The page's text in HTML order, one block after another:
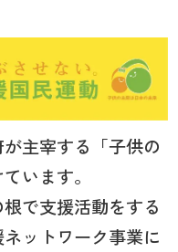
主宰する「子供の
います。
で支援活動をする
ットワーク事業に